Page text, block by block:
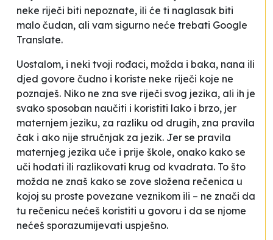
neke riječi biti nepoznate, ili će ti naglasak biti
malo čudan, ali vam sigurno neće trebati Google
Translate.
Uostalom, i neki tvoji rođaci, možda i baka, nana ili
djed govore čudno i koriste neke riječi koje ne
poznaješ. Niko ne zna sve riječi svog jezika, ali ih je
svako sposoban naučiti i koristiti lako i brzo, jer
maternjem jeziku, za razliku od drugih, zna pravila
čak i ako nije stručnjak za jezik. Jer se pravila
maternjeg jezika uče i prije škole, onako kako se
uči hodati ili razlikovati krug od kvadrata. To što
možda ne znaš kako se zove složena rečenica u
kojoj su proste povezane veznikom ili – ne znači da
tu rečenicu nećeš koristiti u govoru i da se njome
nećeš sporazumijevati uspješno.